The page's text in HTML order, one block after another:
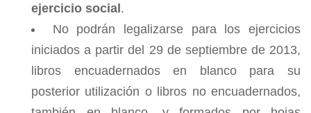
ejercicio social .
No podrán legalizarse para los ejercicios
iniciados a partir del 29 de septiembre de 2013,
libros encuadernados en blanco para su
posterior utilización o libros no encuadernados,